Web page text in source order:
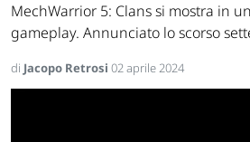
MechWarrior 5: Clans si mostra in
gameplay. Annunciato lo scorso
di Jacopo Retrosi 02 aprile 2024